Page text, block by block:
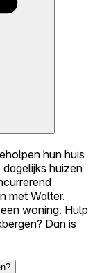
hun huis
huizen
met Walter.
woning. Hulp
Dan is